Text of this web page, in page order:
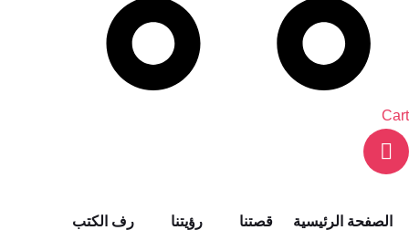
Cart
الصفحة الرئيسية قصتنا رؤيتنا رف الكتب